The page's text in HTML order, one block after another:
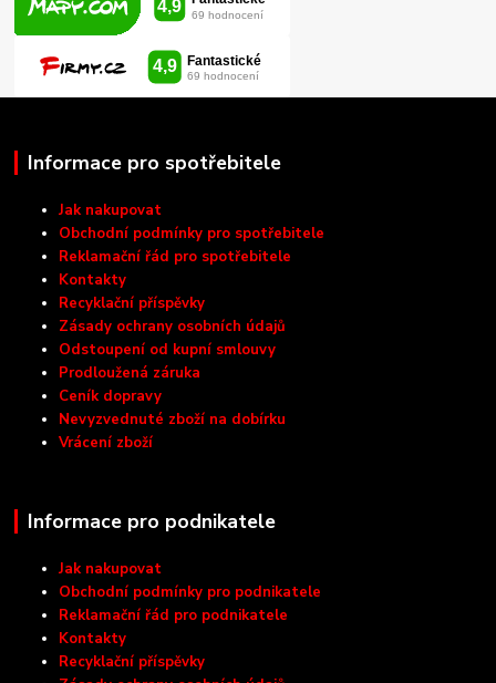
Informace pro spotřebitele
Jak nakupovat
Obchodní podmínky pro spotřebitele
Reklamační řád pro spotřebitele
Kontakty
Recyklační příspěvky
Zásady ochrany osobních údajů
Odstoupení od kupní smlouvy
Prodloužená záruka
Ceník dopravy
Nevyzvednuté zboží na dobírku
Vrácení zboží
Informace pro podnikatele
Jak nakupovat
Obchodní podmínky pro podnikatele
Reklamační řád pro podnikatele
Kontakty
Recyklační příspěvky